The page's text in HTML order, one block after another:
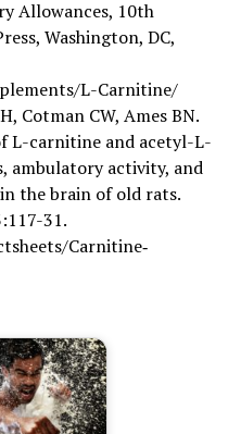
Allowances, 10th
Washington, DC,
L-Carnitine/
Cotman CW, Ames BN.
L-carnitine and acetyl-L-
ambulatory activity, and
the brain of old rats.
31.
Carnitine‐